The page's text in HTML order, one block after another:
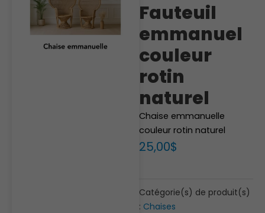
Fauteuil
emmanuel
couleur
rotin
naturel
Chaise emmanuelle
couleur rotin naturel
25,00$
Catégorie(s) de produit(s)
: Chaises